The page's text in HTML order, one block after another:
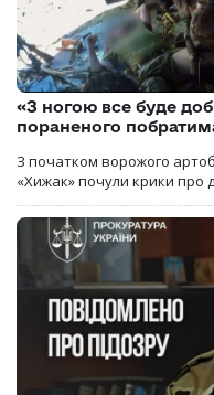
«З ногою все буде
пораненого
З початком ворожого
«Хижак» почули крики про